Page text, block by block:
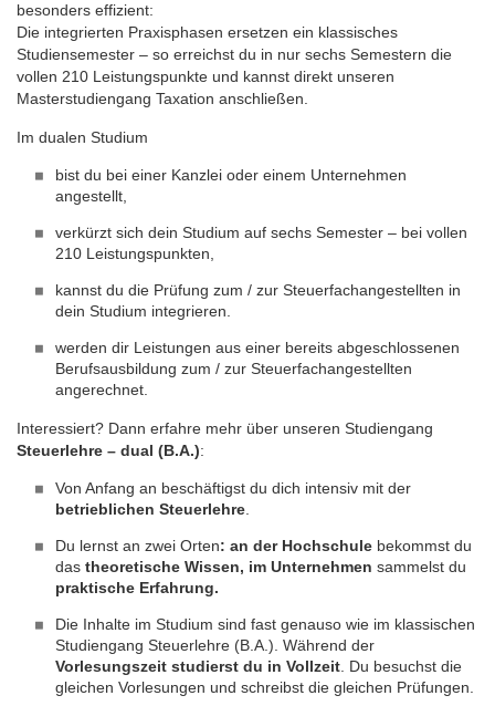
besonders effizient:
Die integrierten Praxisphasen ersetzen ein klassisches
Studiensemester – so erreichst du in nur sechs Semestern die
vollen 210 Leistungspunkte und kannst direkt unseren
Masterstudiengang Taxation anschließen.
Im dualen Studium
bist du bei einer Kanzlei oder einem Unternehmen
angestellt,
verkürzt sich dein Studium auf sechs Semester – bei vollen
210 Leistungspunkten,
kannst du die Prüfung zum / zur Steuerfachangestellten in
dein Studium integrieren.
werden dir Leistungen aus einer bereits abgeschlossenen
Berufsausbildung zum / zur Steuerfachangestellten
angerechnet.
Interessiert? Dann erfahre mehr über unseren Studiengang
Steuerlehre – dual (B.A.):
Von Anfang an beschäftigst du dich intensiv mit der
betrieblichen Steuerlehre
Du lernst an zwei Orten: an der Hochschule bekommst du
das theoretische Wissen, im Unternehmen sammelst du
praktische Erfahrung.
Die Inhalte im Studium sind fast genauso wie im klassischen
Studiengang Steuerlehre (B.A.). Während der
Vorlesungszeit studierst du in Vollzeit . Du besuchst die
gleichen Vorlesungen und schreibst die gleichen Prüfungen.